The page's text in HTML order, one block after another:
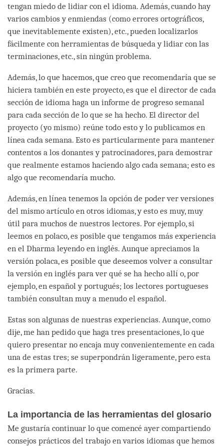
tengan miedo de lidiar con el idioma. Además, cuando hay
varios cambios y enmiendas (como errores ortográficos,
que inevitablemente existen), etc., pueden localizarlos
fácilmente con herramientas de búsqueda y lidiar con las
terminaciones, etc., sin ningún problema.
Además, lo que hacemos, que creo que recomendaría que se
hiciera también en este proyecto, es que el director de cada
sección de idioma haga un informe de progreso semanal
para cada sección de lo que se ha hecho. El director del
proyecto (yo mismo) reúne todo esto y lo publicamos en
línea cada semana. Esto es particularmente para mantener
contentos a los donantes y patrocinadores, para demostrar
que realmente estamos haciendo algo cada semana; esto es
algo que recomendaría mucho.
Además, en línea tenemos la opción de poder ver versiones
del mismo artículo en otros idiomas, y esto es muy, muy
útil para muchos de nuestros lectores. Por ejemplo, si
leemos en polaco, es posible que tengamos más experiencia
en el Dharma leyendo en inglés. Aunque apreciamos la
versión polaca, es posible que deseemos volver a consultar
la versión en inglés para ver qué se ha hecho allí o, por
ejemplo, en español y portugués; los lectores portugueses
también consultan muy a menudo el español.
Estas son algunas de nuestras experiencias. Aunque, como
dije, me han pedido que haga tres presentaciones, lo que
quiero presentar no encaja muy convenientemente en cada
una de estas tres; se superpondrán ligeramente, pero esta
es la primera parte.
Gracias.
La importancia de las herramientas del glosario
Me gustaría continuar lo que comencé ayer compartiendo
consejos prácticos del trabajo en varios idiomas que hemos